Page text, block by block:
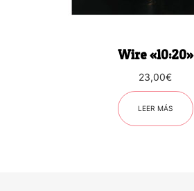
Wire «10:20»
23,00€
LEER MÁS